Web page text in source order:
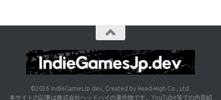
©2026 IndieGamesJp.dev, Created by Head-High Co., Ltd.
本サイトの記事は株式会社ヘッドハイの著作物です。YouTube等での内容紹